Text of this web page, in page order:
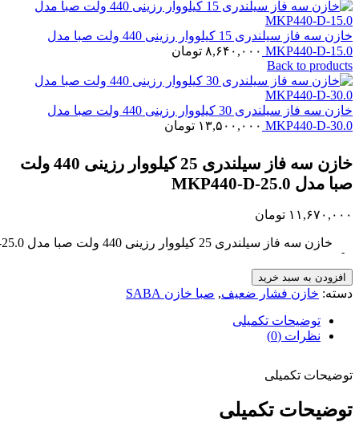
خازن سه فاز سیلندری 15 کیلووار رزینی 440 ولت صبا مدل
MKP440-D-15.0 ۸,۶۴۰,۰۰۰ تومان
Back to products
خازن سه فاز سیلندری 30 کیلووار رزینی 440 ولت صبا مدل
MKP440-D-30.0 ۱۳,۵۰۰,۰۰۰ تومان
خازن سه فاز سیلندری 25 کیلووار رزینی 440 ولت
صبا مدل MKP440-D-25.0
۱۱,۶۷۰,۰۰۰ تومان
خازن سه فاز سیلندری 25 کیلووار رزینی 440 ولت صبا مدل MKP440-D-25.0 عدد
افزودن به سبد خرید
دسته: خازن فشار ضعیف, صبا خازن SABA
توضیحات تکمیلی
نظرات (0)
توضیحات تکمیلی
توضیحات تکمیلی